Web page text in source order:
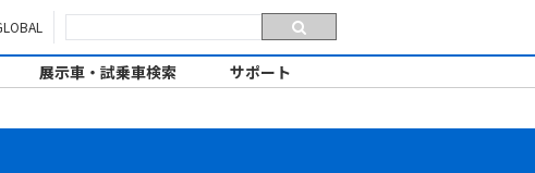
展示車・試乗車検索 サポート